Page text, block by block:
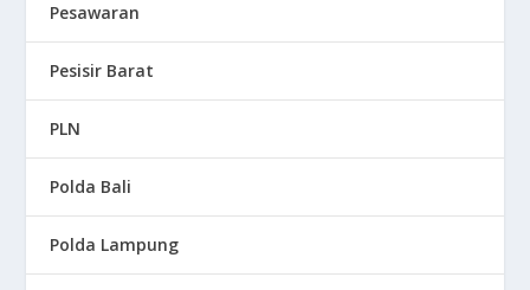
Pesawaran
Pesisir Barat
PLN
Polda Bali
Polda Lampung